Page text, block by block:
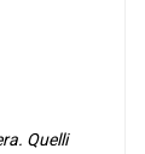
Quelli